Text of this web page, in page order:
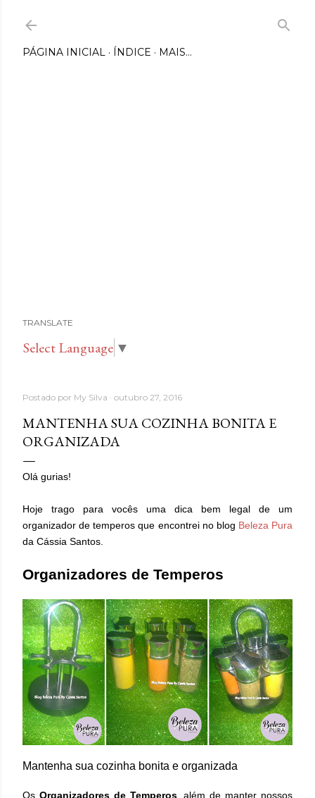
PÁGINA INICIAL ÍNDICE MAIS…
TRANSLATE
Select Language ▼
Postado por My Silva outubro 27, 2016
MANTENHA SUA COZINHA BONITA E
ORGANIZADA
Olá gurias!
Hoje trago para vocês uma dica bem legal de um
organizador de temperos que encontrei no blog Beleza Pura
da Cássia Santos.
Organizadores de Temperos
Mantenha sua cozinha bonita e organizada
Os Organizadores de Temperos, além de manter nossos